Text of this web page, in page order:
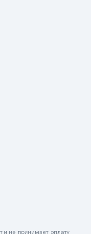
и не принимает оплату